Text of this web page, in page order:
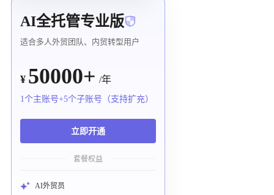
AI全托管专业版
适合多人外贸团队、内贸转型用户
¥ 50000+ /年
1个主账号+5个子账号（支持扩充）
立即开通
套餐权益
AI外贸员